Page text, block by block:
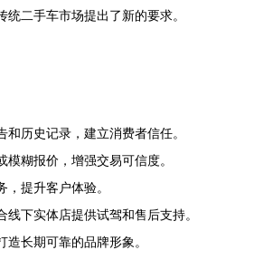
二手车市场提出了新的要求。
历史记录，建立消费者信任。
糊报价，增强交易可信度。
，提升客户体验。
下实体店提供试驾和售后支持。
造长期可靠的品牌形象。